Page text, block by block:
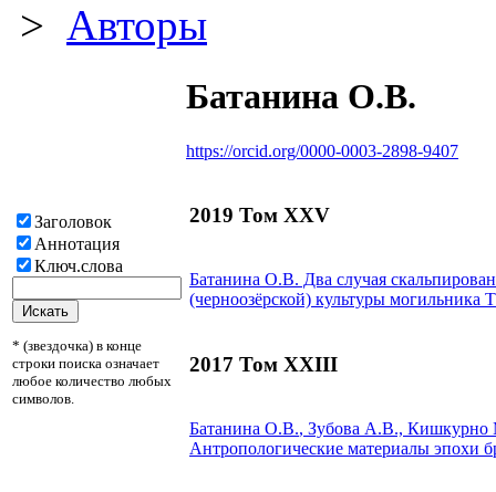
> Авторы
Заголовок
Аннотация
Ключ.слова
* (звездочка) в конце
строки поиска означает
любое количество любых
символов.
Батанина О.В.
https://orcid.org/0000-0003-2898-9407
2019 Том XXV
Батанина О.В. Два случая
(черноозёрской) культуры могильника
2017 Том XXIII
Батанина О.В., Зубова А.В.,
Антропологические материалы эпохи